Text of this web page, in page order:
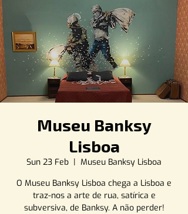
Museu Banksy
Lisboa
Sun 23 Feb
  |
Museu Banksy Lisboa
O Museu Banksy Lisboa chega a Lisboa e
traz-nos a arte de rua, satírica e
subversiva, de Banksy. A não perder!